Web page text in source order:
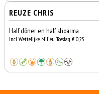
REUZE CHRIS
Half döner en half shoarma
Incl. Wettelijke Milieu Toeslag € 0,25